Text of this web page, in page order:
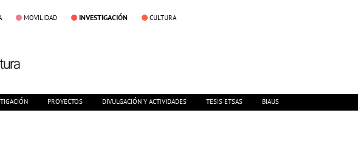
MOVILIDAD INVESTIGACIÓN CULTURA
PROYECTOS DIVULGACIÓN Y ACTIVIDADES TESIS ETSAS BIAUS